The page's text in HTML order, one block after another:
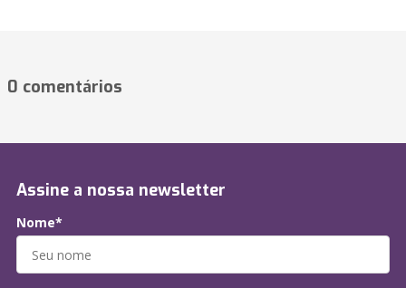
0 comentários
Assine a nossa newsletter
Nome*